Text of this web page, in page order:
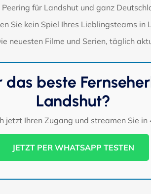
für Landshut und ganz
Sie kein Spiel Ihres Lieblingsteams in
neuesten Filme und Serien, täglich
das beste
Landshut?
jetzt Ihren Zugang und streamen Sie in
JETZT PER WHATSAPP TESTEN